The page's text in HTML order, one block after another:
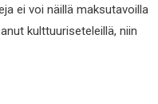
ei voi näillä maksutavoilla
kulttuuriseteleillä, niin